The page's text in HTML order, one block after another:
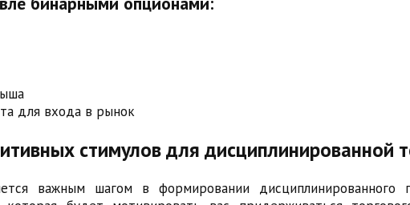
для входа в рынок
стимулов для дисциплинированной
важным шагом в формировании